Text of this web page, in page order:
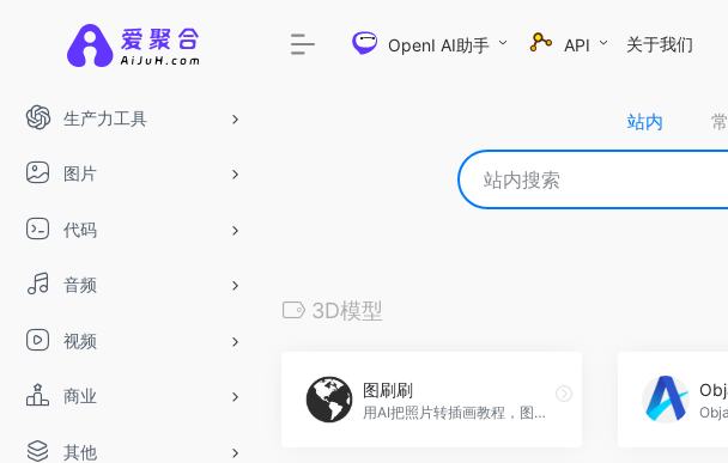
生产力工具
图片
代码
音频
视频
商业
其他
OpenI AI助手 API 关于我们
站内
3D模型
图刷刷
用AI把照片转插画教程，图刷刷官网入口网址